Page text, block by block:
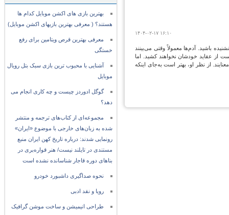
بهترین بازی های اکشن موبایل کدام ها
هستند؟ ( معرفی بهترین بازیهای اکشن موبایل)
معرفی بهترین قرص ویتامین برای رفع
خستگی
آشنایی با محبوب ترین بازی سبک بتل رویال
موبایل
گوگل ادوردز چیست و چه کاری انجام می
دهد؟
مجموعه‌ای از کتاب‌های ترجمه و منتشر
شده به زبان‌های خارجی با موضوع «ایران»
رونمایی شدند: درباره تاریخ کهن ایران منبع
مستندی در تایلند نیست/ هنر قواره‌بری در
بناهای دوره قاجار شناسانده نشده است
نحوه صداگیری داشبورد خودرو
رویا و نقد ادبی
طراحی انیمیشن و ساخت موشن گرافیک
۱۴۰۴-۰۲-۱۷ ۱۶:۱۰
باشید. آدم‌ها معمولاً وقتی می‌بینند
از عقاید خودشان نخواهند کشید. اما
از نظر او، بهتر است به‌جای اینکه